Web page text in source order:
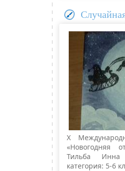
Х
«Новогодняя
Тильба Инна
категория: 5-6